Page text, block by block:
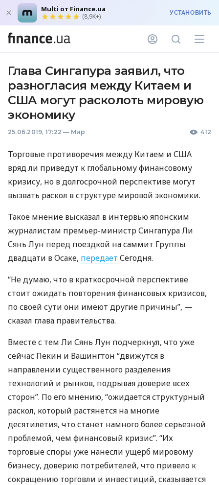
Multi от Finance.ua
(8,9K+) УСТАНОВИТЬ
Глава Сингапура заявил, что
разногласия между Китаем и
США могут расколоть мировую
экономику
25.06.2019, 17:22 — Мир 412
Торговые противоречия между Китаем и США
вряд ли приведут к глобальному финансовому
кризису, но в долгосрочной перспективе могут
вызвать раскол в структуре мировой экономики.
Такое мнение высказал в интервью японским
журналистам премьер-министр Сингапура Ли
Сянь Лун перед поездкой на саммит Группы
двадцати в Осаке, передает Сегодня.
“Не думаю, что в краткосрочной перспективе
стоит ожидать повторения финансовых кризисов,
по своей сути они имеют другие причины”, —
сказал глава правительства.
Вместе с тем Ли Сянь Лун подчеркнул, что уже
сейчас Пекин и Вашингтон “движутся в
направлении существенного разделения
технологий и рынков, подрывая доверие всех
сторон”. По его мнению, “ожидается структурный
раскол, который растянется на многие
десятилетия, что станет намного более серьезной
проблемой, чем финансовый кризис”. “Их
торговые споры уже нанесли ущерб мировому
бизнесу, доверию потребителей, что привело к
сокращению торговли и инвестиций, сказывается